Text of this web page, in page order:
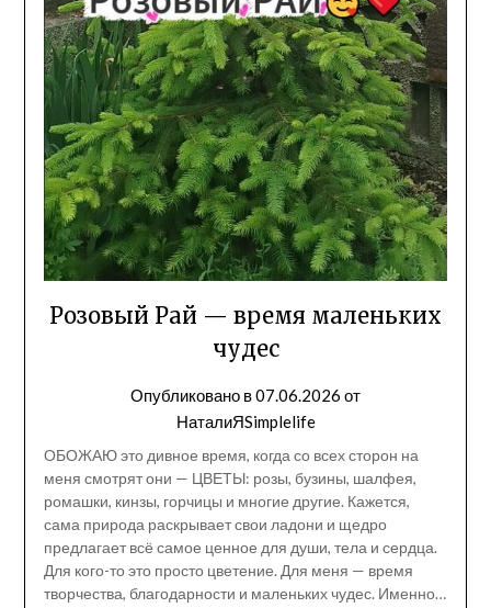
Розовый Рай — время маленьких
чудес
Опубликовано в07.06.2026 от
НаталиЯSimplelife
ОБОЖАЮ это дивное время, когда со всех сторон на
меня смотрят они — ЦВЕТЫ: розы, бузины, шалфея,
ромашки, кинзы, горчицы и многие другие. Кажется,
сама природа раскрывает свои ладони и щедро
предлагает всё самое ценное для души, тела и сердца.
Для кого-то это просто цветение. Для меня — время
творчества, благодарности и маленьких чудес. Именно…